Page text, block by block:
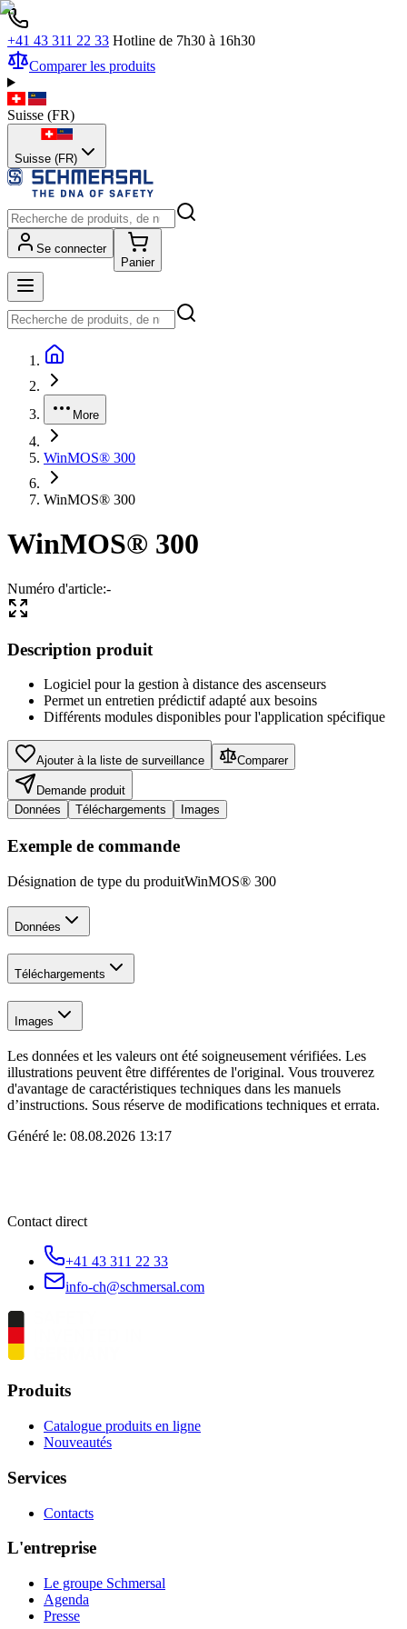
+41 43 311 22 33 Hotline de 7h30 à 16h30
Comparer les produits
Suisse (FR)
Suisse (FR)
Se connecter
Panier
More
WinMOS® 300
WinMOS® 300
WinMOS® 300
Numéro d'article:-
Description produit
Logiciel pour la gestion à distance des ascenseurs
Permet un entretien prédictif adapté aux besoins
Différents modules disponibles pour l'application spécifique
Ajouter à la liste de surveillance Comparer
Demande produit
Données
Téléchargements Images
Exemple de commande
Désignation de type du produitWinMOS® 300
Données
Téléchargements
Images
Les données et les valeurs ont été soigneusement vérifiées. Les
illustrations peuvent être différentes de l'original. Vous trouverez
d'avantage de caractéristiques techniques dans les manuels
d’instructions. Sous réserve de modifications techniques et errata.
Généré le: 08.08.2026 13:17
Contact direct
+41 43 311 22 33
info-ch@schmersal.com
Produits
Catalogue produits en ligne
Nouveautés
Services
Contacts
L'entreprise
Le groupe Schmersal
Agenda
Presse